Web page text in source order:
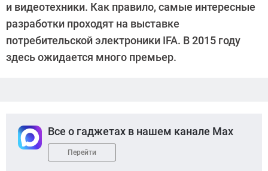
и видеотехники. Как правило, самые интересные
разработки проходят на выставке
потребительской электроники IFA. В 2015 году
здесь ожидается много премьер.
Все о гаджетах в нашем канале Max
Перейти